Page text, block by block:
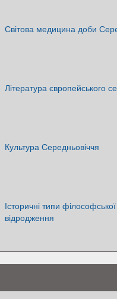
Світова медицина доби
Література європейського
Культура Середньовіччя
Історичні типи
відродження